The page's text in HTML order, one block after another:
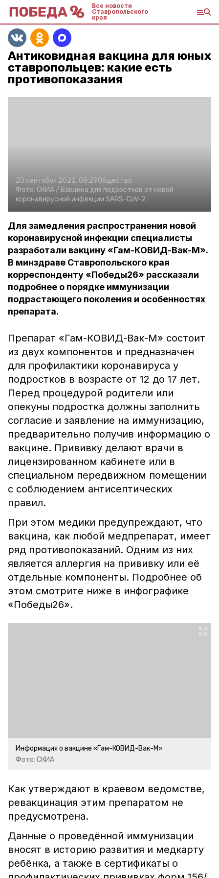
Все новости
Ставропольского
края
Антиковидная вакцина для юных
ставропольцев: какие есть
противопоказания
20 сентября 2022, 08:29Общество
Фото: СКИА / Вакцина для подростков от новой
коронавирусной инфекции SARS-CoV-2
Для замедления распространения новой
коронавирусной инфекции специалисты
разработали вакцину «Гам-КОВИД-Вак-М».
В минздраве Ставропольского края
корреспонденту «Победы26» рассказали
подробнее о порядке иммунизации
подрастающего поколения и особенностях
препарата.
Препарат «Гам-КОВИД-Вак-М» состоит
из двух компонентов и предназначен
для профилактики коронавируса у
подростков в возрасте от 12 до 17 лет.
Перед процедурой родители или
опекуны подростка должны заполнить
согласие и заявление на иммунизацию,
предварительно получив информацию о
вакцине. Прививку делают врачи в
лицензированном кабинете или в
специальном передвижном помещении
с соблюдением антисептических
правил.
При этом медики предупреждают, что
вакцина, как любой медпрепарат, имеет
ряд противопоказаний. Одним из них
является аллергия на прививку или её
отдельные компоненты. Подробнее об
этом смотрите ниже в инфографике
«Победы26».
Информация о вакцине «Гам-КОВИД-Вак-М»
Фото: СКИА
Как утверждают в краевом ведомстве,
ревакцинация этим препаратом не
предусмотрена.
Данные о проведённой иммунизации
вносят в историю развития и медкарту
ребёнка, а также в сертификаты о